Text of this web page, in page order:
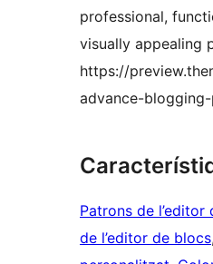
professional,
visually appealing
https://
advance-
Patrons de l’editor
de l’editor de blocs,